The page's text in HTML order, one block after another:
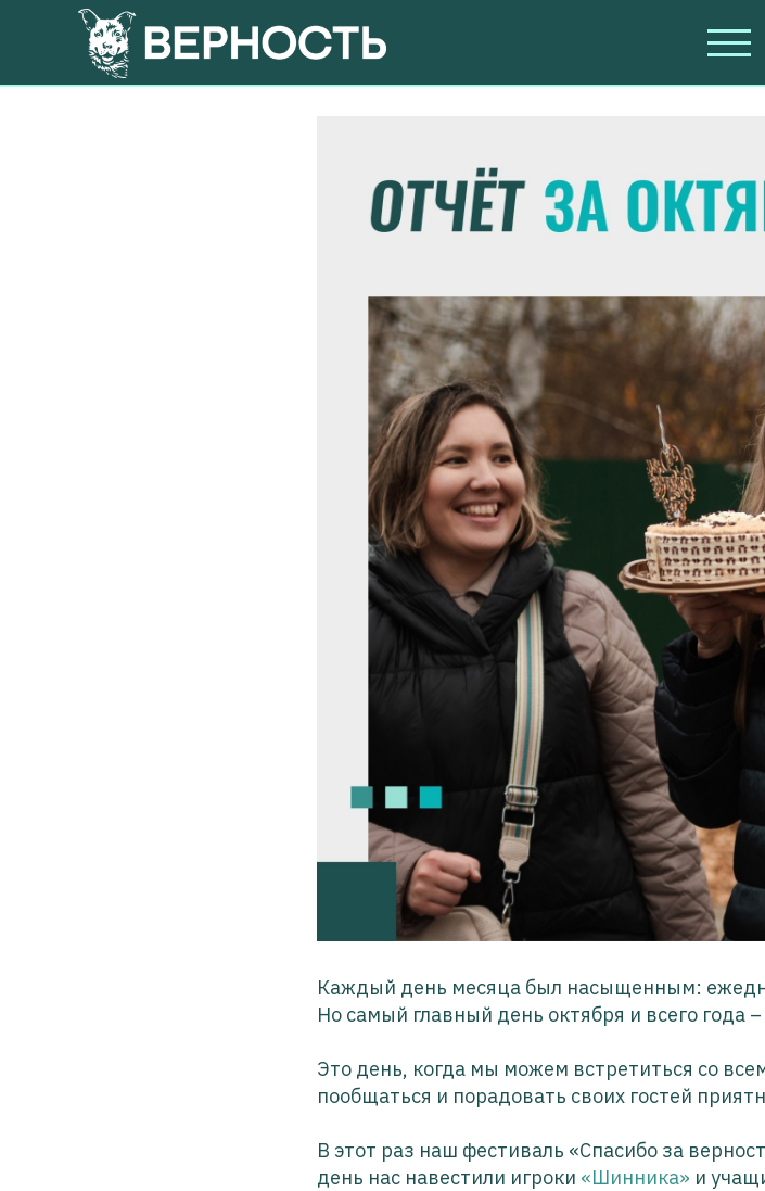
Отчет за октябрь 2024 года.
Каждый день месяца был насыщенным:
Но самый главный день октября и всего года
Это день, когда мы можем встретиться со
пообщаться и порадовать своих гостей
В этот раз наш фестиваль «Спасибо за
день нас навестили игроки «Шинника» и